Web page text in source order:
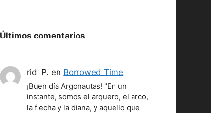
Últimos comentarios
ridi P. en Borrowed Time
¡Buen día Argonautas! "En un
instante, somos el arquero, el arco,
la flecha y la diana, y aquello que